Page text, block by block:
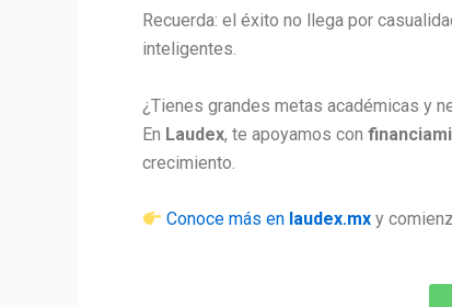
Recuerda: el éxito no llega por
inteligentes.
¿Tienes grandes metas académicas y
En Laudex, te apoyamos con
crecimiento.
Conoce más en laudex.mx y